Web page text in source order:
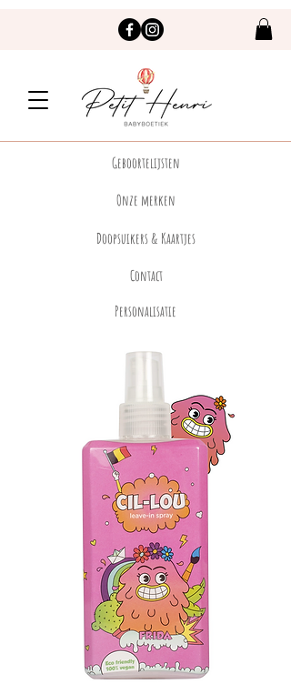
Geboortelijsten
Onze merken
Doopsuikers & Kaartjes
Contact
Personalisatie